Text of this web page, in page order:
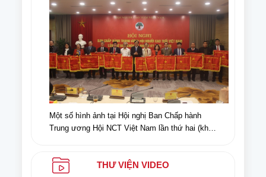
Một số hình ảnh tại Hội nghị Ban Chấp hành
Trung ương Hội NCT Việt Nam lần thứ hai (khóa
THƯ VIỆN VIDEO